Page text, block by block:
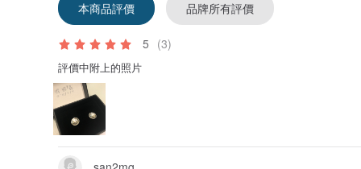
本商品評價 品牌所有評價
5 (3)
評價中附上的照片